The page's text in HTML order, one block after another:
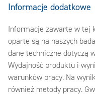
Informacje dodatkowe
Informacje zawarte w tej
oparte są na naszych
dane techniczne dotyczą
Wydajność produktu i
warunków pracy. Na
również metody pracy.